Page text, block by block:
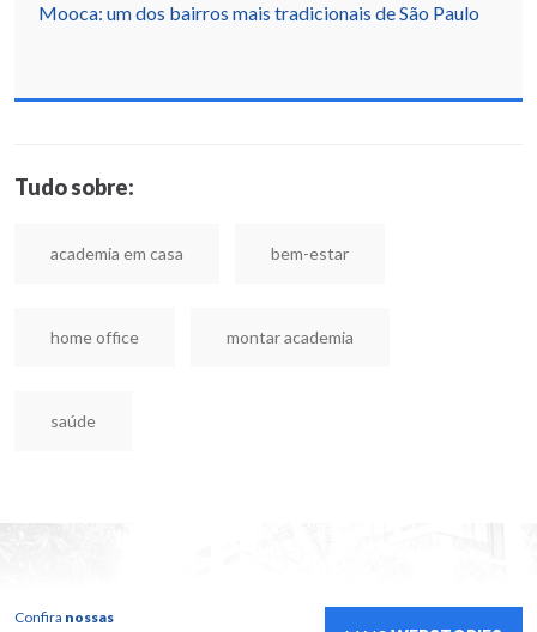
Mooca: um dos bairros mais tradicionais de São Paulo
Tudo sobre:
academia em casa bem-estar
home office montar academia
saúde
Confira nossas